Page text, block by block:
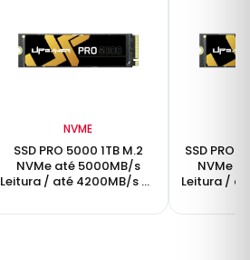
NVME
SSD PRO 5000 1TB M.2
NVMe até 5000MB/s
Leitura / até 4200MB/s de
SSD PRO
NVMe
Leitura /